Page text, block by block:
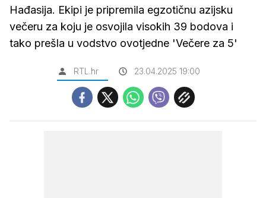
Hađasija. Ekipi je pripremila egzotičnu azijsku
večeru za koju je osvojila visokih 39 bodova i
tako prešla u vodstvo ovotjedne 'Večere za 5'
RTL.hr 23.04.2025 19:00